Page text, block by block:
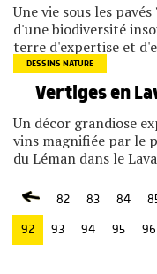
Une vie sous les
d'une biodiversité
terre d'expertise et
DESSINS NATURE
Vertiges en
Un décor grandiose
vins magnifiée par le
du Léman dans le
82 83 84
92 93 94 95 96